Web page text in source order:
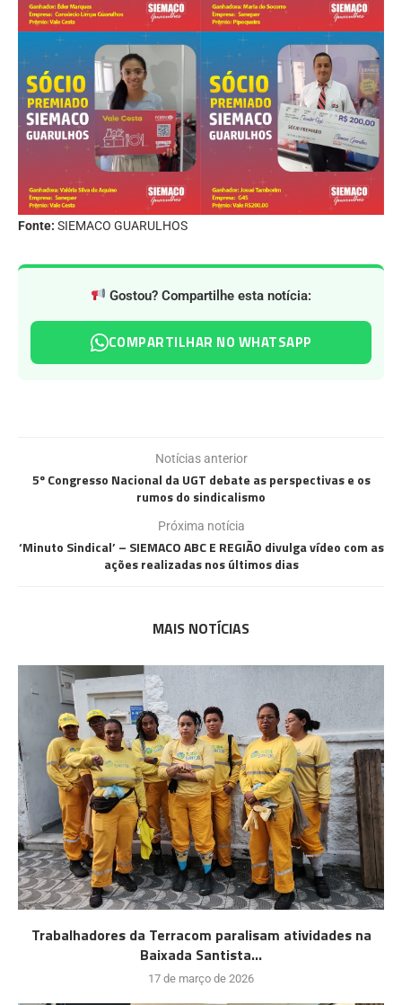
Fonte: SIEMACO GUARULHOS
Gostou? Compartilhe esta notícia:
COMPARTILHAR NO WHATSAPP
Notícias anterior
5º Congresso Nacional da UGT debate as perspectivas e os
rumos do sindicalismo
Próxima notícia
‘Minuto Sindical’ – SIEMACO ABC E REGIÃO divulga vídeo com as
ações realizadas nos últimos dias
MAIS NOTÍCIAS
Trabalhadores da Terracom paralisam atividades na
Baixada Santista...
17 de março de 2026